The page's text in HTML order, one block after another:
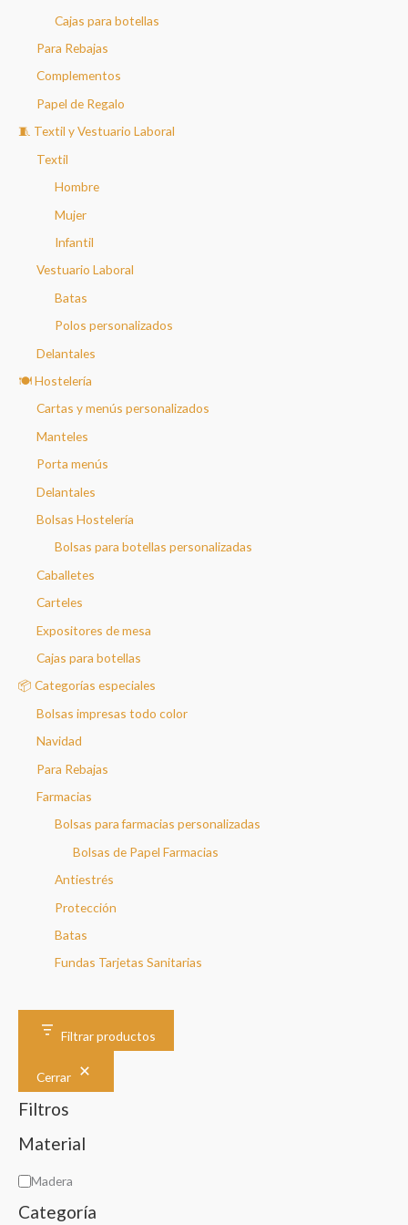
Cajas para botellas
Para Rebajas
Complementos
Papel de Regalo
🧵 Textil y Vestuario Laboral
Textil
Hombre
Mujer
Infantil
Vestuario Laboral
Batas
Polos personalizados
Delantales
🍽️ Hostelería
Cartas y menús personalizados
Manteles
Porta menús
Delantales
Bolsas Hostelería
Bolsas para botellas personalizadas
Caballetes
Carteles
Expositores de mesa
Cajas para botellas
📦 Categorías especiales
Bolsas impresas todo color
Navidad
Para Rebajas
Farmacias
Bolsas para farmacias personalizadas
Bolsas de Papel Farmacias
Antiestrés
Protección
Batas
Fundas Tarjetas Sanitarias
Filtrar productos
Cerrar
Filtros
Material
M
a
Madera
Categoría